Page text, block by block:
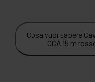
Cosa vuoi sapere
CCA 15 m